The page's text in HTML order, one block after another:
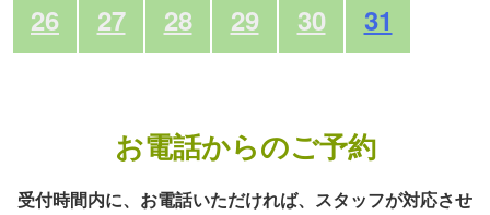
26
27 28 29 30 31
お電話からのご予約
受付時間内に、お電話いただければ、スタッフが対応させ